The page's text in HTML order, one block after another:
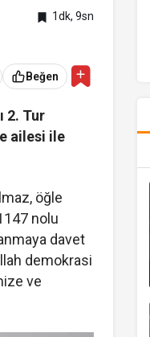
1dk, 9sn
Beğen
2. Tur
ailesi ile
öğle
nolu
davet
demokrasi
ve